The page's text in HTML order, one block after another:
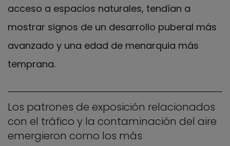
acceso a espacios naturales, tendían a
mostrar signos de un desarrollo puberal más
avanzado y una edad de menarquia más
temprana.
Los patrones de exposición relacionados
con el tráfico y la contaminación del aire
emergieron como los más